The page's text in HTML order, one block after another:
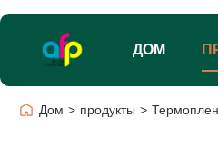
ДОМ
Дом > продукты >